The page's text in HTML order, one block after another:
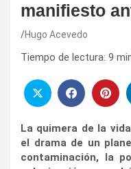
manifiesto
Hugo Acevedo
Tiempo de lectura: 9
La quimera de la
el drama de un
contaminación, la